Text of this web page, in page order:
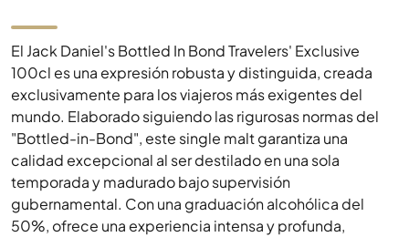
El Jack Daniel's Bottled In Bond Travelers' Exclusive
100cl es una expresión robusta y distinguida, creada
exclusivamente para los viajeros más exigentes del
mundo. Elaborado siguiendo las rigurosas normas del
"Bottled-in-Bond", este single malt garantiza una
calidad excepcional al ser destilado en una sola
temporada y madurado bajo supervisión
gubernamental. Con una graduación alcohólica del
50%, ofrece una experiencia intensa y profunda,